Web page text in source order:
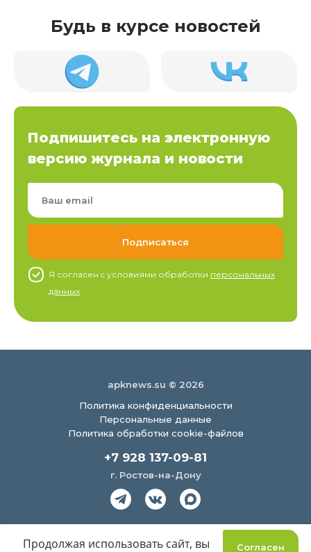
Будь в курсе новостей
Подпишитесь на электронную
версию журнала и новости
Я согласен c условиями обработки персональных
данных
apknews.su © 2026
Политика конфиденциальности
Персональные данные
Политика обработки cookie-файлов
+7 928 137-09-81
г. Ростов-на-Дону
Согласен
Продолжая использовать сайт, вы